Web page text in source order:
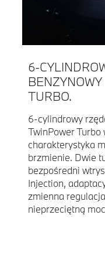
6-
TURBO.
6-cylindrowy
TwinPower
charakterystyka
brzmienie. Dwie
bezpośredni
Injection,
zmienna
nieprzeciętną